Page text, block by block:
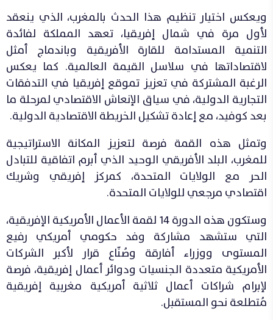
ويعكس اختيار تنظيم هذا الحدث بالمغرب، الذي ينعقد
لأول مرة في شمال إفريقيا، تعهد المملكة لفائدة
التنمية المستدامة للقارة الأفريقية وباندماج أمثل
لاقتصاداتها في سلاسل القيمة العالمية. كما يعكس
الرغبة المشتركة في تعزيز تموقع إفريقيا في التدفقات
التجارية الدولية، في سياق الإنعاش الاقتصادي لمرحلة ما
بعد كوفيد، مع إعادة تشكيل الخريطة الاقتصادية الدولية.
وتمثل هذه القمة فرصة لتعزيز المكانة الاستراتيجية
للمغرب، البلد الأفريقي الوحيد الذي أبرم اتفاقية للتبادل
الحر مع الولايات المتحدة، كمركز إفريقي وشريك
اقتصادي مرجعي للولايات المتحدة.
وستكون هذه الدورة 14 لقمة الأعمال الأمريكية الإفريقية،
التي ستشهد مشاركة وفد حكومي أمريكي رفيع
المستوى ووزراء أفارقة وصُنّاع قرار لأكبر الشركات
الأمريكية متعددة الجنسيات ودوائر أعمال إفريقية، فرصة
لإبرام شراكات أعمال ثلاثية أمريكية مغربية إفريقية
مُتطلعة نحو المستقبل.